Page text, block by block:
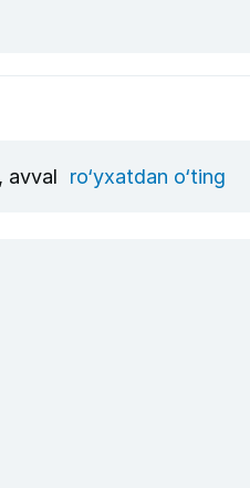
avval ro‘yxatdan o‘ting